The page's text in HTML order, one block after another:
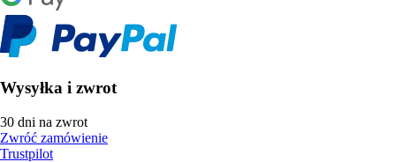
Wysyłka i zwrot
30 dni na zwrot
Zwróć zamówienie
Trustpilot